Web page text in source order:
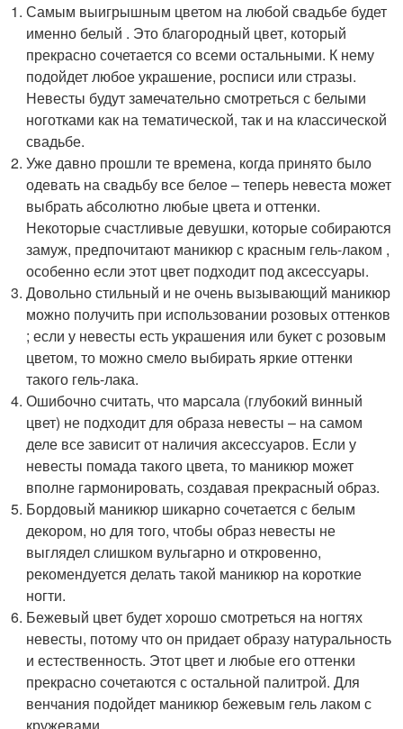
Самым выигрышным цветом на любой свадьбе будет
именно белый . Это благородный цвет, который
прекрасно сочетается со всеми остальными. К нему
подойдет любое украшение, росписи или стразы.
Невесты будут замечательно смотреться с белыми
ноготками как на тематической, так и на классической
свадьбе.
Уже давно прошли те времена, когда принято было
одевать на свадьбу все белое – теперь невеста может
выбрать абсолютно любые цвета и оттенки.
Некоторые счастливые девушки, которые собираются
замуж, предпочитают маникюр с красным гель-лаком ,
особенно если этот цвет подходит под аксессуары.
Довольно стильный и не очень вызывающий маникюр
можно получить при использовании розовых оттенков
; если у невесты есть украшения или букет с розовым
цветом, то можно смело выбирать яркие оттенки
такого гель-лака.
Ошибочно считать, что марсала (глубокий винный
цвет) не подходит для образа невесты – на самом
деле все зависит от наличия аксессуаров. Если у
невесты помада такого цвета, то маникюр может
вполне гармонировать, создавая прекрасный образ.
Бордовый маникюр шикарно сочетается с белым
декором, но для того, чтобы образ невесты не
выглядел слишком вульгарно и откровенно,
рекомендуется делать такой маникюр на короткие
ногти.
Бежевый цвет будет хорошо смотреться на ногтях
невесты, потому что он придает образу натуральность
и естественность. Этот цвет и любые его оттенки
прекрасно сочетаются с остальной палитрой. Для
венчания подойдет маникюр бежевым гель лаком с